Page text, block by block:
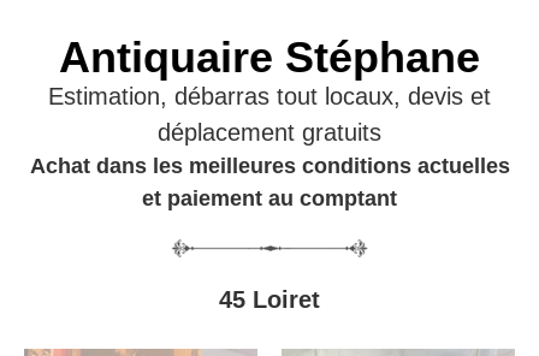
Antiquaire Stéphane
Estimation, débarras tout locaux, devis et
déplacement gratuits
Achat dans les meilleures conditions actuelles
et paiement au comptant
45 Loiret